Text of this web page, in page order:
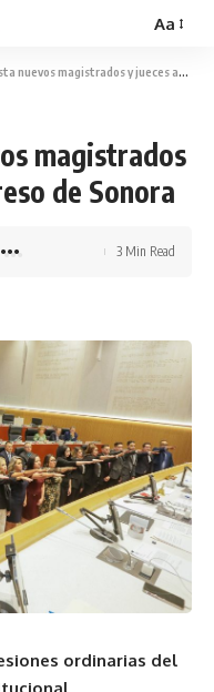
Aa
magistrados y jueces ante el Congreso de Sonora
magistrados
de Sonora
3 Min Read
ordinarias del